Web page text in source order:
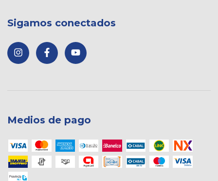
Sigamos conectados
Medios de pago